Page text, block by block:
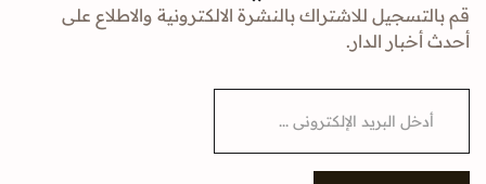
قم بالتسجيل للاشتراك بالنشرة الالكترونية والاطلاع على
أحدث أخبار الدار.
i